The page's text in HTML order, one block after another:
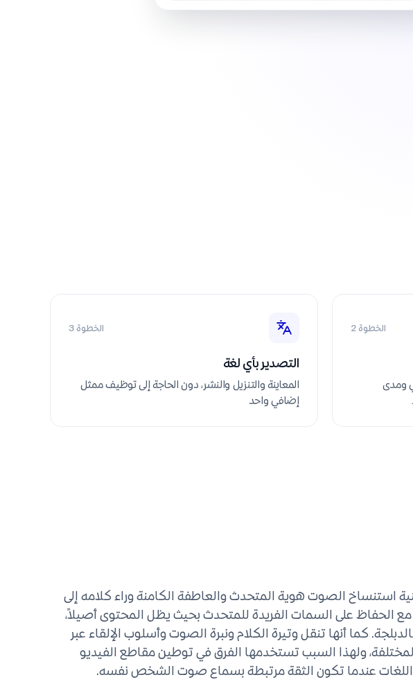
الخطوة 2
ومدى
الخطوة 3
التصدير بأي لغة
المعاينة والتنزيل والنشر، دون الحاجة إلى توظيف ممثل
إضافي واحد
استنساخ الصوت هوية المتحدث والعاطفة الكامنة وراء كلامه إلى
الحفاظ على السمات الفريدة للمتحدث بحيث يظل المحتوى أصيلاً،
كما أنها تنقل وتيرة الكلام ونبرة الصوت وأسلوب الإلقاء عبر
ولهذا السبب تستخدمها الفرق في توطين مقاطع الفيديو
عندما تكون الثقة مرتبطة بسماع صوت الشخص نفسه.